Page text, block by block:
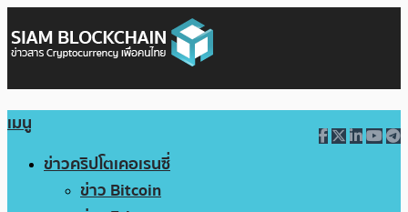
เมนู
ข่าวคริปโตเคอเรนซี่
ข่าว Bitcoin